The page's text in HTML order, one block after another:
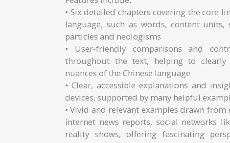
• Six detailed chapters covering the core
language, such as words, content units,
particles and neologisms
• User-friendly comparisons and
throughout the text, helping to clearly
nuances of the Chinese language
• Clear, accessible explanations and
devices, supported by many helpful
• Vivid and relevant examples drawn
internet news reports, social networks
reality shows, offering fascinating